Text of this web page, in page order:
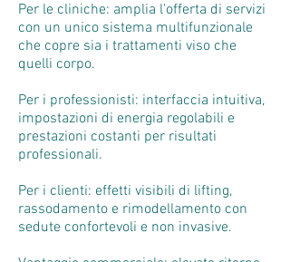
Per le cliniche: amplia l'offerta di servizi
con un unico sistema multifunzionale
che copre sia i trattamenti viso che
quelli corpo.
Per i professionisti: interfaccia intuitiva,
impostazioni di energia regolabili e
prestazioni costanti per risultati
professionali.
Per i clienti: effetti visibili di lifting,
rassodamento e rimodellamento con
sedute confortevoli e non invasive.